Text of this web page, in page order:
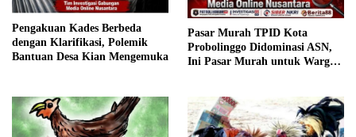
Pengakuan Kades Berbeda
dengan Klarifikasi, Polemik
Bantuan Desa Kian Mengemuka
Pasar Murah TPID Kota
Probolinggo Didominasi ASN,
Ini Pasar Murah untuk Warga